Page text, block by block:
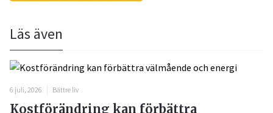
Läs även
6 juli, 2026 Bättre liv
Kostförändring kan förbättra